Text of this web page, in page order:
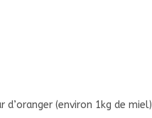
(environ 1kg de miel)